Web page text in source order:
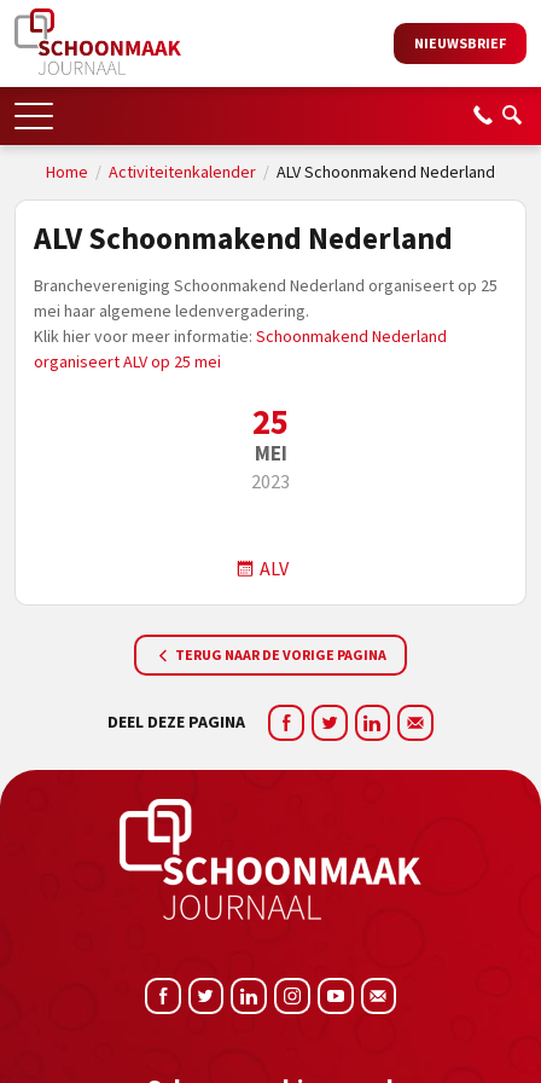
NIEUWSBRIEF
Home / Activiteitenkalender / ALV Schoonmakend Nederland
ALV Schoonmakend Nederland
Branchevereniging Schoonmakend Nederland organiseert op 25
mei haar algemene ledenvergadering.
Klik hier voor meer informatie: Schoonmakend Nederland
organiseert ALV op 25 mei
25
MEI
2023
ALV
TERUG NAAR DE VORIGE PAGINA
DEEL DEZE PAGINA